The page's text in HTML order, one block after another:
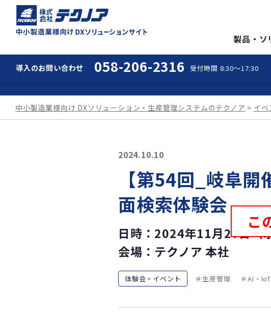
中小製造業様向け DXソリュー
導入のお問い合わせ 058-206-2316 受付時間 8:30～17:30
製品・ソ
中小製造業様向け DXソリューション・生産管理システムのテクノア イベ
2024.10.10
【第54回_岐阜
面検索体験会
こ
日時：2024年11月27日（
会場：テクノア 本社
体験会・イベント 生産管理 AI・IoT